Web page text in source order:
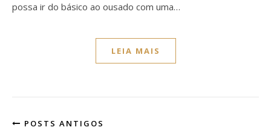
possa ir do básico ao ousado com uma…
LEIA MAIS
POSTS ANTIGOS